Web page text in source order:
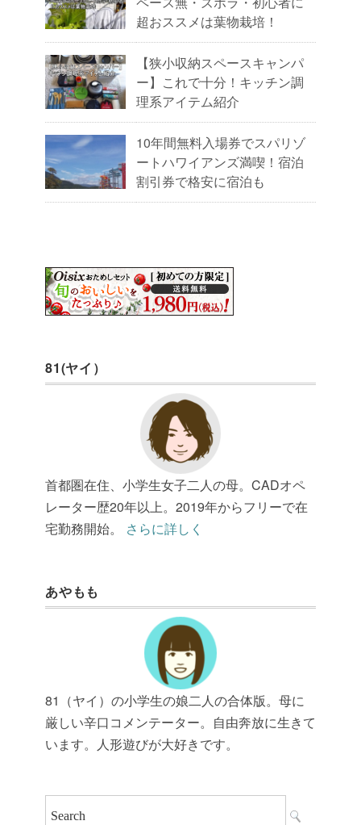
超おススメは葉物栽培！
【狭小収納スペースキャンパ
ー】これで十分！キッチン調
理系アイテム紹介
10年間無料入場券でスパリゾ
ートハワイアンズ満喫！宿泊
割引券で格安に宿泊も
81(ヤイ）
首都圏在住、小学生女子二人の母。CADオペ
レーター歴20年以上。2019年からフリーで在
宅勤務開始。 さらに詳しく
あやもも
81（ヤイ）の小学生の娘二人の合体版。母に
厳しい辛口コメンテーター。自由奔放に生きて
います。人形遊びが大好きです。